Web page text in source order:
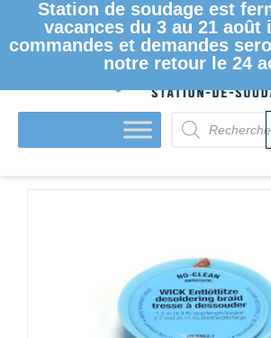
Station de soudage est
vacances du 3 au 21 août
commandes et demandes
notre retour le 24
CONSOMMABLES/ ERSA